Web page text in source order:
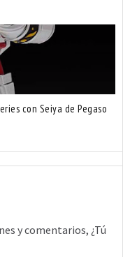
con Seiya de Pegaso
y comentarios, ¿Tú